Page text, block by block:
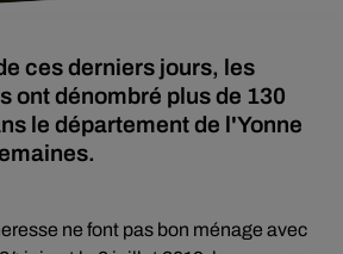
ces derniers jours, les
ont dénombré plus de 130
le département de l'Yonne
ne font pas bon ménage avec